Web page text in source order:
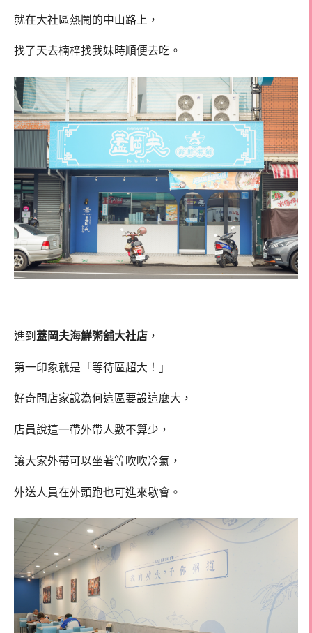
就在大社區熱鬧的中山路上，
找了天去楠梓找我妹時順便去吃。
進到 蓋岡夫海鮮粥舖大社店 ，
第一印象就是「等待區超大！」
好奇問店家說為何這區要設這麼大，
店員說這一帶外帶人數不算少，
讓大家外帶可以坐著等吹吹冷氣，
外送人員在外頭跑也可進來歇會。